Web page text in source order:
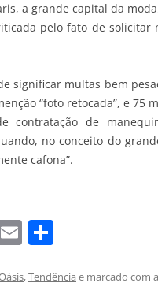
a grande capital da
pelo fato de solicitar
significar multas bem
“foto retocada”, e 75
contratação de
no conceito do
cafona”.
E
ai ar
,Tendência e marcado com